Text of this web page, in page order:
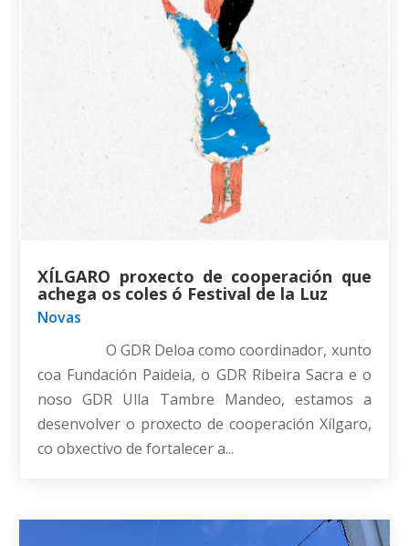
XÍLGARO proxecto de cooperación que
achega os coles ó Festival de la Luz
Novas
O GDR Deloa como coordinador, xunto
coa Fundación Paideia, o GDR Ribeira Sacra e o
noso GDR Ulla Tambre Mandeo, estamos a
desenvolver o proxecto de cooperación Xílgaro,
co obxectivo de fortalecer a...